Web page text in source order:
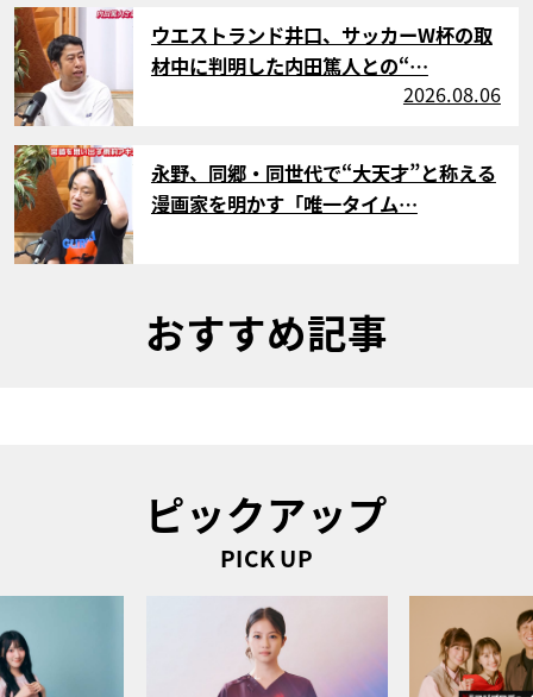
サムネイル
ウエストランド井口、サッカーW杯の取
材中に判明した内田篤人との“…
2026.08.06
サムネイル
永野、同郷・同世代で“大天才”と称える
漫画家を明かす「唯一タイム…
おすすめ記事
ピックアップ
PICK UP